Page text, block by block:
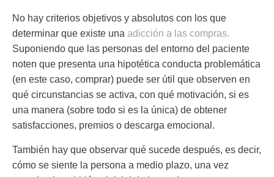
No hay criterios objetivos y absolutos con los que
determinar que existe una adicción a las compras.
Suponiendo que las personas del entorno del paciente
noten que presenta una hipotética conducta problemática
(en este caso, comprar) puede ser útil que observen en
qué circunstancias se activa, con qué motivación, si es
una manera (sobre todo si es la única) de obtener
satisfacciones, premios o descarga emocional.
También hay que observar qué sucede después, es decir,
cómo se siente la persona a medio plazo, una vez